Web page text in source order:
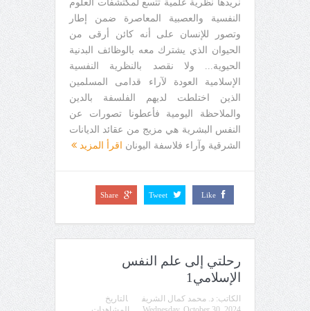
نريدها نظرية علمية تتسع لمكتشفات العلوم
النفسية والعصبية المعاصرة ضمن إطار
وتصور للإنسان على أنه كائن أرقى من
الحيوان الذي يشترك معه بالوظائف البدنية
الحيوية... ولا نقصد بالنظرية النفسية
الإسلامية العودة لآراء قدامى المسلمين
الذين اختلطت لديهم الفلسفة بالدين
والملاحظة اليومية فأعطونا تصورات عن
النفس البشرية هي مزيج من عقائد الديانات
الشرقية وآراء فلاسفة اليونان اقرأ المزيد
Like
Tweet
Share
رحلتي إلى علم النفس
الإسلامي1
الكاتب: د. محمد كمال الشريف
التاريخ